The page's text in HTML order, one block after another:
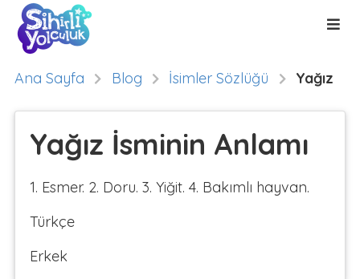
Ana Sayfa Blog İsimler Sözlüğü Yağız
Yağız İsminin Anlamı
1. Esmer. 2. Doru. 3. Yiğit. 4. Bakımlı hayvan.
Türkçe
Erkek